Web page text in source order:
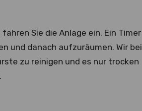
Sie die Anlage ein. Ein Timer
und danach aufzuräumen. Wir bei
zu reinigen und es nur trocken